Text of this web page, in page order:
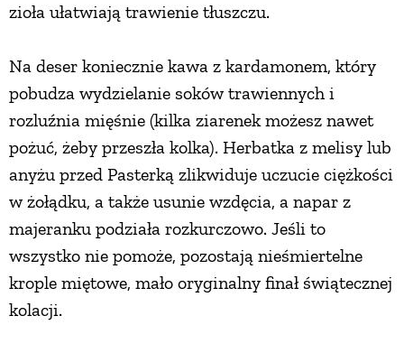
zioła ułatwiają trawienie tłuszczu.
Na deser koniecznie kawa z kardamonem, który
pobudza wydzielanie soków trawiennych i
rozluźnia mięśnie (kilka ziarenek możesz nawet
pożuć, żeby przeszła kolka). Herbatka z melisy lub
anyżu przed Pasterką zlikwiduje uczucie ciężkości
w żołądku, a także usunie wzdęcia, a napar z
majeranku podziała rozkurczowo. Jeśli to
wszystko nie pomoże, pozostają nieśmiertelne
krople miętowe, mało oryginalny finał świątecznej
kolacji.